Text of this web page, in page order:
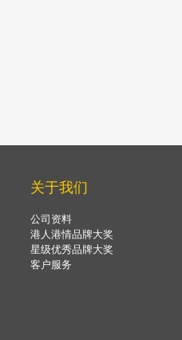
关于我们
公司资料
港人港情品牌大奖
星级优秀品牌大奖
客户服务